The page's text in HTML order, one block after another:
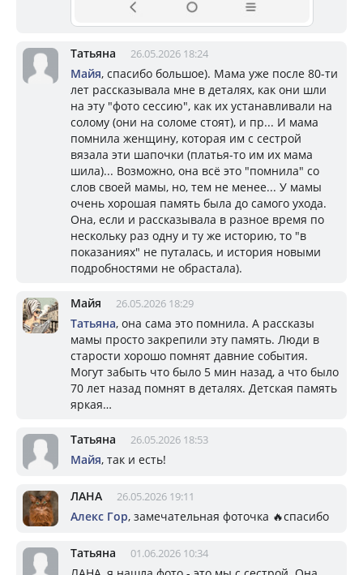
Татьяна 26.05.2026 18:24
Майя, спасибо большое). Мама уже после 80-ти
лет рассказывала мне в деталях, как они шли
на эту "фото сессию", как их устанавливали на
солому (они на соломе стоят), и пр... И мама
помнила женщину, которая им с сестрой
вязала эти шапочки (платья-то им их мама
шила)... Возможно, она всё это "помнила" со
слов своей мамы, но, тем не менее... У мамы
очень хорошая память была до самого ухода.
Она, если и рассказывала в разное время по
нескольку раз одну и ту же историю, то "в
показаниях" не путалась, и история новыми
подробностями не обрастала).
Майя 26.05.2026 18:29
Татьяна, она сама это помнила. А рассказы
мамы просто закрепили эту память. Люди в
старости хорошо помнят давние события.
Могут забыть что было 5 мин назад, а что было
70 лет назад помнят в деталях. Детская память
яркая…
Татьяна 26.05.2026 18:53
Майя, так и есть!
ЛАНА 26.05.2026 19:11
Алекс Гор, замечательная фоточка 🔥спасибо
Татьяна 01.06.2026 10:34